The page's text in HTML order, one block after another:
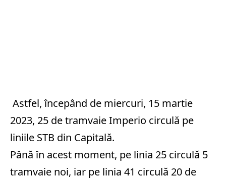
Astfel, începând de miercuri, 15 martie
2023, 25 de tramvaie Imperio circulă pe
liniile STB din Capitală.
Până în acest moment, pe linia 25 circulă 5
tramvaie noi, iar pe linia 41 circulă 20 de